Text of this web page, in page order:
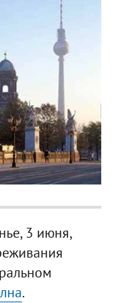
3 июня,
.